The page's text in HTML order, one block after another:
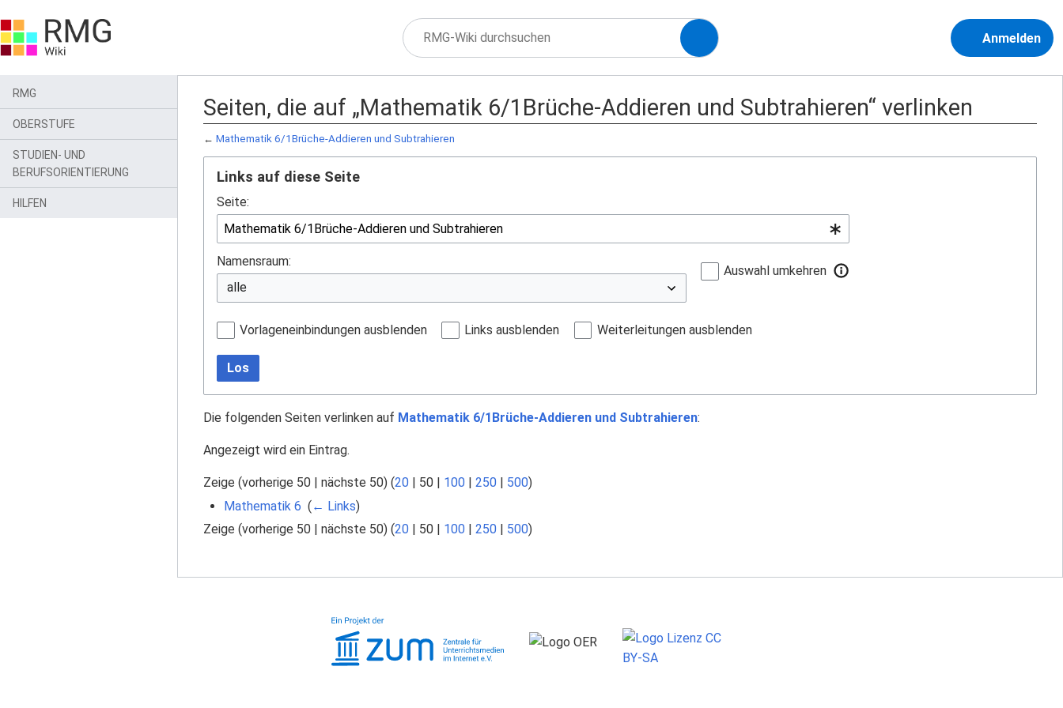
Anmelden
Seiten, die auf „Mathematik 6/1Brüche-Addieren und Subtrahieren“ verlinken
← Mathematik 6/1Brüche-Addieren und Subtrahieren
Links auf diese Seite
Seite:
Namensraum:
Auswahl umkehren
Vorlageneinbindungen ausblenden Links ausblenden Weiterleitungen ausblenden
Los
Die folgenden Seiten verlinken auf Mathematik 6/1Brüche-Addieren und Subtrahieren:
Angezeigt wird ein Eintrag.
Zeige (vorherige 50 nächste 50) (20 50 100 250 500)
Mathematik 6 (← Links)
Zeige (vorherige 50 | nächste 50) (20 | 50 | 100 | 250 | 500)
RMG
OBERSTUFE
STUDIEN- UND
BERUFSORIENTIERUNG
HILFEN